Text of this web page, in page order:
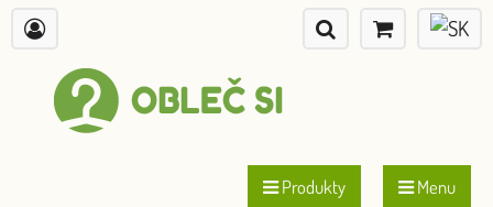
Produkty Menu